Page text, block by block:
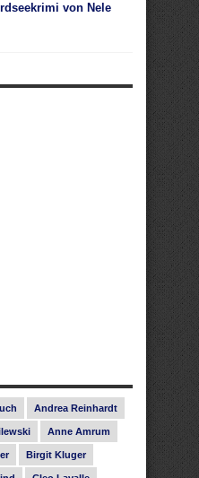
von Nele
Andrea Reinhardt
Anne Amrum
Birgit Kluger